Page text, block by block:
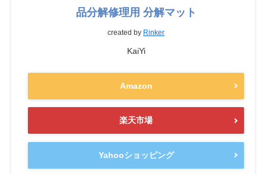
品分解修理用 分解マット
created by Rinker
KaiYi
Amazon
楽天市場
Yahooショッピング